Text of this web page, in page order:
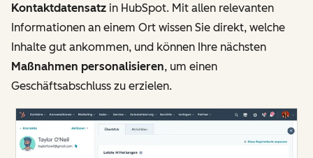
Kontaktdatensatz in HubSpot. Mit allen relevanten
Informationen an einem Ort wissen Sie direkt, welche
Inhalte gut ankommen, und können Ihre nächsten
Maßnahmen personalisieren, um einen
Geschäftsabschluss zu erzielen.